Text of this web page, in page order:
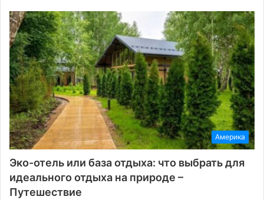
Америка
Эко-отель или база отдыха: что выбрать для
идеального отдыха на природе –
Путешествие